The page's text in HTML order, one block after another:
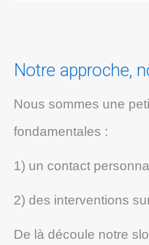
Notre approche,
Nous sommes une
fondamentales :
1) un contact
2) des interventions
De là découle notre